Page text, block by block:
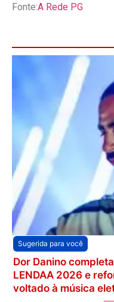
Fonte:A Rede PG
Sugerida para você
Dor Danino
LENDAA 2026 e
voltado à música